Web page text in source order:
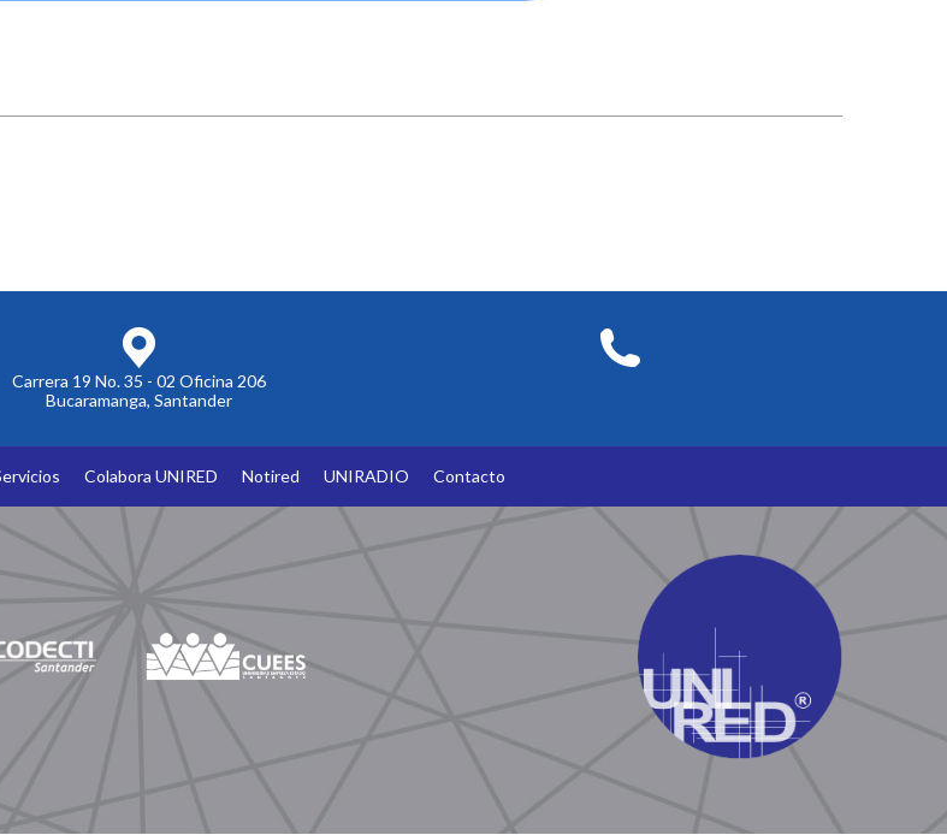
Carrera 19 No. 35 - 02 Oficina 206
Bucaramanga, Santander
Colabora UNIRED Notired UNIRADIO Contacto